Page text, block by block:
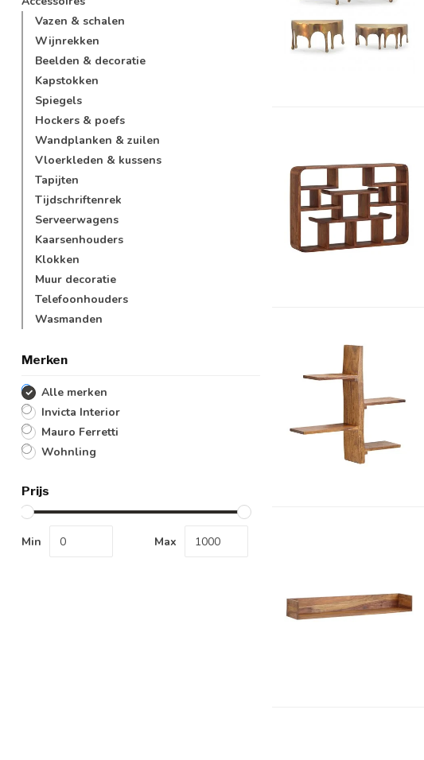
Vazen & schalen
Wijnrekken
Beelden & decoratie
Kapstokken
Spiegels
Hockers & poefs
Wandplanken & zuilen
Vloerkleden & kussens
Tapijten
Tijdschriftenrek
Serveerwagens
Kaarsenhouders
Klokken
Muur decoratie
Telefoonhouders
Wasmanden
Merken
Alle merken
Invicta Interior
Mauro Ferretti
Wohnling
Prijs
Min Max